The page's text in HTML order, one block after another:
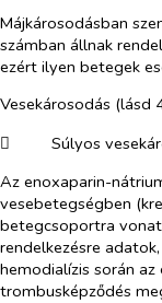
Májkárosodásban
számban állnak
ezért ilyen betegek
Vesekárosodás (lásd
​
Súlyos
Az enoxaparin-
vesebetegségben
betegcsoportra
rendelkezésre
hemodialízis során
trombusképződés